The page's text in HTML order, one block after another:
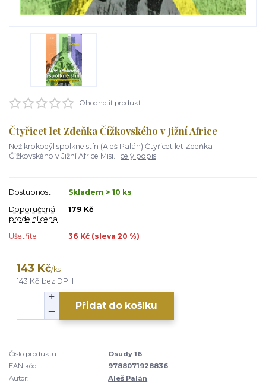
Ohodnotit produkt
Čtyřicet let Zdeňka Čížkovského v Jižní Africe
Než krokodýl spolkne stín (Aleš Palán) Čtyřicet let Zdeňka
Čížkovského v Jižní Africe Misi... celý popis
Dostupnost
Skladem > 10 ks
Doporučená
prodejní cena
179 Kč
Ušetříte 36 Kč (sleva 20 %)
143 Kč/ks
143 Kč bez DPH
Přidat do košíku
Číslo produktu:
Osudy 16
EAN kód:
9788071928836
Autor:
Aleš Palán